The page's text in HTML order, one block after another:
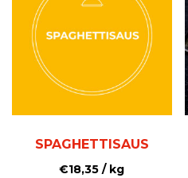
SPAGHETTISAUS
€18,35 / kg